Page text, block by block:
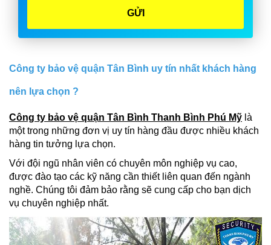
GỬI
Công ty bảo vệ quận Tân Bình uy tín nhất khách hàng
nên lựa chọn ?
Công ty bảo vệ quận Tân Bình Thanh Bình Phú Mỹ là
một trong những đơn vị uy tín hàng đầu được nhiều khách
hàng tin tưởng lựa chọn.
Với đội ngũ nhân viên có chuyên môn nghiệp vụ cao,
được đào tạo các kỹ năng cần thiết liên quan đến ngành
nghề. Chúng tôi đảm bảo rằng sẽ cung cấp cho bạn dịch
vụ chuyên nghiệp nhất.